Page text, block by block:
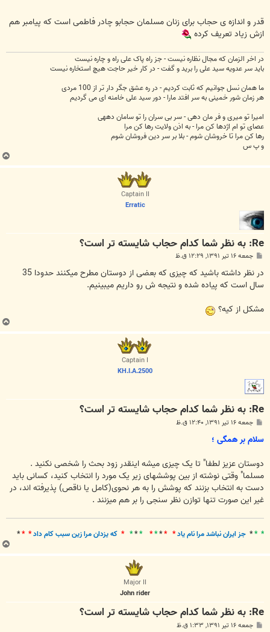
قدر و اندازه ی حجاب برای زنان مسلمان حجابو چادر فاطمی است که پیامبر هم
ازش زیاد تعریف کرده
در اخر الزمان که مجال نظاره نیست - جز راه پاک علی راه و چاره نیست
باید سر عدویه سید علی را برید و گفت - در کار خیر حاجت هیچ استخاره نیست
ما همان نسل جوانیم که ثابت کردیم - در ره عشق جگر دار تر از 100 مردی
هر زمان شور خمینی به سر افتد مارا - دور سید علی خامنه ای می گردیم
امیرا تو میری و فر مان دهی - سر بی سران را تو سامان دههی
عصای تو ام اژدها کن مرا - به اذن ولایت رها کن مرا
رها کن مرا تا خروشان شوم - بلا بر سر دین فروشان شوم
و پ س
ب
ا
Captain II
Erratic
Re: به نظر شما کدام حجاب شایسته تر است؟
پ
ت
جمعه ۱۶ تیر ۱۳۹۱, ۱۲:۲۹ ق.ظ
در نظر داشته باشید که چیزی که بعضی از دوستان مطرح میکنند حدودا 35
سال است که پیاده شده و نتیجه ش رو داریم میبینیم.
مشکل از کیه؟
ب
ا
Captain I
KH.I.A.2500
Re: به نظر شما کدام حجاب شایسته تر است؟
پ
ت
جمعه ۱۶ تیر ۱۳۹۱, ۱۲:۴۰ ق.ظ
سلام بر همگی ؛
دوستان عزیز لطفا" تا یک چیزی میشه اینقدر زود بحث را شخصی نکنید .
مسلما" وقتی نوشته از بین پوششهای زیر یک مورد را انتخاب کنید، کسانی باید
دست به انتخاب بزنند که پوشش را به هر نحوی(کامل یا ناقص) پذیرفته اند، در
غیر این صورت تنها توازن نظر سنجی را بر هم میزنند .
* *
* جز ايران نباشد مرا نام ياد* *
*
*
*
*
*
*
* که يزدان مرا زين سبب کام داد* *
*
ب
ا
Major II
John rider
Re: به نظر شما کدام حجاب شایسته تر است؟
پ جمعه ۱۶ تیر ۱۳۹۱, ۱:۳۳ ق.ظ